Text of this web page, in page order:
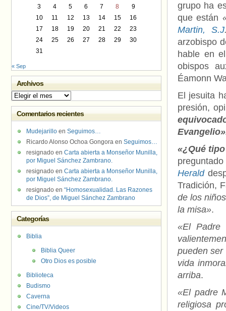
grupo ha
que están
Martin, S.J
arzobispo
hable en
obispos
Éamonn
El jesuita
presión,
«¿Qué
Herald
Tradición,
de los
la misa».
«El Padre
pueden ser
vida
arriba.
«El padre
religiosa
3
4 5 6 7 8
9
10
11 12 13 14 15
16
17
18 19 20 21 22
23
24
25 26 27 28 29
30
31
« Sep
Archivos
Archivos
Comentarios recientes
Mudejarillo en Seguimos…
Ricardo Alonso Ochoa Gongora en Seguimos…
resignado en Carta abierta a Monseñor Munilla,
por Miguel Sánchez Zambrano.
resignado en Carta abierta a Monseñor Munilla,
por Miguel Sánchez Zambrano.
resignado en “Homosexualidad. Las Razones
de Dios”, de Miguel Sánchez Zambrano
Categorías
Biblia
Biblia Queer
Otro Dios es posible
Biblioteca
Budismo
Caverna
Cine/TV/Videos